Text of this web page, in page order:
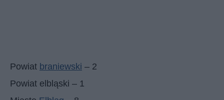
Powiat braniewski – 2
Powiat elbląski – 1